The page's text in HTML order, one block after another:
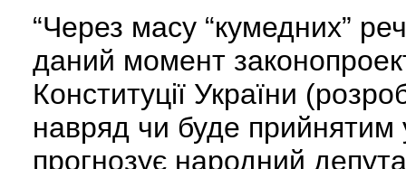
“Через масу “кумедних”
даний момент
Конституції України
навряд чи буде прийнятим
прогнозує народний